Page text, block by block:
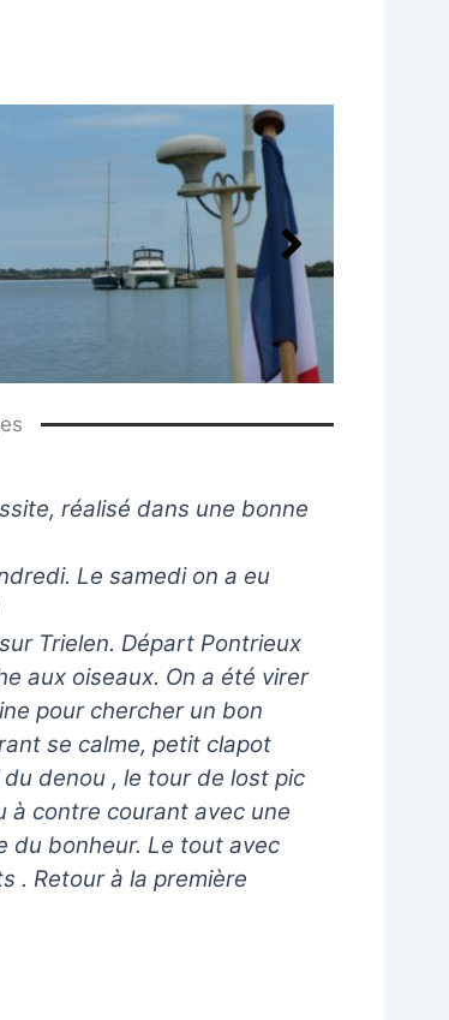
réalisé dans une bonne
Le samedi on a eu
Trielen. Départ Pontrieux
aux oiseaux. On a été virer
pour chercher un bon
se calme, petit clapot
denou , le tour de lost pic
à contre courant avec une
du bonheur. Le tout avec
. Retour à la première